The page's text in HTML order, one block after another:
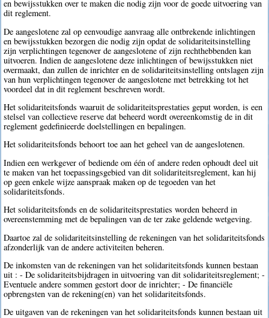
en bewijsstukken over te maken die nodig zijn voor de goede uitvoering van
dit reglement.
De aangeslotene zal op eenvoudige aanvraag alle ontbrekende inlichtingen
en bewijsstukken bezorgen die nodig zijn opdat de solidariteitsinstelling
zijn verplichtingen tegenover de aangeslotene of zijn rechthebbenden kan
uitvoeren. Indien de aangeslotene deze inlichtingen of bewijsstukken niet
overmaakt, dan zullen de inrichter en de solidariteitsinstelling ontslagen zijn
van hun verplichtingen tegenover de aangeslotene met betrekking tot het
voordeel dat in dit reglement beschreven wordt.
Het solidariteitsfonds waaruit de solidariteitsprestaties geput worden, is een
stelsel van collectieve reserve dat beheerd wordt overeenkomstig de in dit
reglement gedefinieerde doelstellingen en bepalingen.
Het solidariteitsfonds behoort toe aan het geheel van de aangeslotenen.
Indien een werkgever of bediende om één of andere reden ophoudt deel uit
te maken van het toepassingsgebied van dit solidariteitsreglement, kan hij
op geen enkele wijze aanspraak maken op de tegoeden van het
solidariteitsfonds.
Het solidariteitsfonds en de solidariteitsprestaties worden beheerd in
overeenstemming met de bepalingen van de ter zake geldende wetgeving.
Daartoe zal de solidariteitsinstelling de rekeningen van het solidariteitsfonds
afzonderlijk van de andere activiteiten beheren.
De inkomsten van de rekeningen van het solidariteitsfonds kunnen bestaan
uit : - De solidariteitsbijdragen in uitvoering van dit solidariteitsreglement; -
Eventuele andere sommen gestort door de inrichter; - De financiële
opbrengsten van de rekening(en) van het solidariteitsfonds.
De uitgaven van de rekeningen van het solidariteitsfonds kunnen bestaan uit